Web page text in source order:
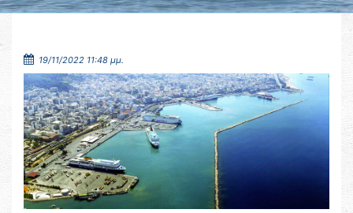
19/11/2022 11:48 μμ.